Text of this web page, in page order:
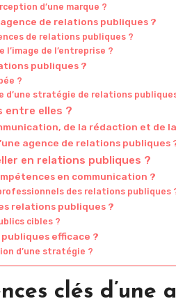
d’une marque ?
de relations publiques ?
de relations publiques ?
de l’entreprise ?
publiques ?
?
d’une stratégie de relations
entre elles ?
de la rédaction et de
agence de relations publiques
en relations publiques ?
en communication ?
des relations publiques
relations publiques ?
cibles ?
efficace ?
d’une stratégie ?
clés d’une